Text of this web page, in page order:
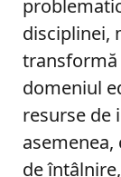
disciplinei,
transformă
domeniul
resurse de
asemenea,
de